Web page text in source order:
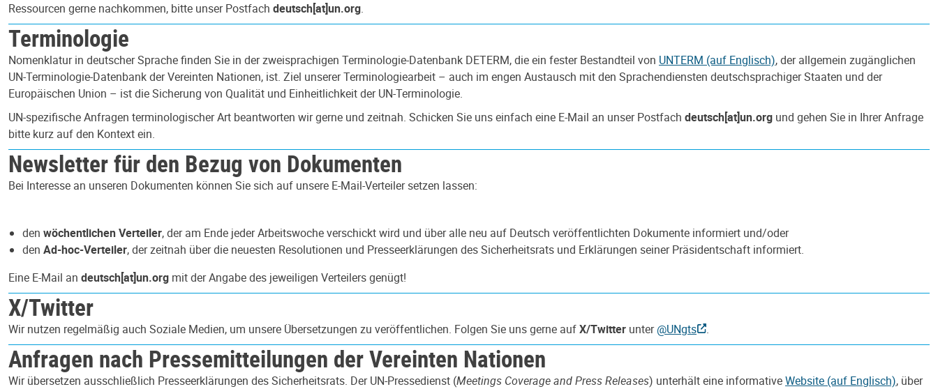
Ressourcen gerne nachkommen, bitte unser Postfach deutsch[at]un.org.
Terminologie
Nomenklatur in deutscher Sprache finden Sie in der zweisprachigen Terminologie-Datenbank DETERM, die ein fester Bestandteil von UNTERM (auf Englisch), der allgemein zugänglichen
UN-Terminologie-Datenbank der Vereinten Nationen, ist. Ziel unserer Terminologiearbeit – auch im engen Austausch mit den Sprachendiensten deutschsprachiger Staaten und der
Europäischen Union – ist die Sicherung von Qualität und Einheitlichkeit der UN-Terminologie.
UN-spezifische Anfragen terminologischer Art beantworten wir gerne und zeitnah. Schicken Sie uns einfach eine E-Mail an unser Postfach deutsch[at]un.org und gehen Sie in Ihrer Anfrage
bitte kurz auf den Kontext ein.
Newsletter für den Bezug von Dokumenten
Bei Interesse an unseren Dokumenten können Sie sich auf unsere E-Mail-Verteiler setzen lassen:
den wöchentlichen Verteiler, der am Ende jeder Arbeitswoche verschickt wird und über alle neu auf Deutsch veröffentlichten Dokumente informiert und/oder
den Ad-hoc-Verteiler, der zeitnah über die neuesten Resolutionen und Presseerklärungen des Sicherheitsrats und Erklärungen seiner Präsidentschaft informiert.
Eine E-Mail an deutsch[at]un.org mit der Angabe des jeweiligen Verteilers genügt!
X/Twitter
Wir nutzen regelmäßig auch Soziale Medien, um unsere Übersetzungen zu veröffentlichen. Folgen Sie uns gerne aufX/Twitter unter@UNgts .
Anfragen nach Pressemitteilungen der Vereinten Nationen
Wir übersetzen ausschließlich Presseerklärungen des Sicherheitsrats. Der UN-Pressedienst (Meetings Coverage and Press Releases) unterhält eine informativeWebsite (auf Englisch), über